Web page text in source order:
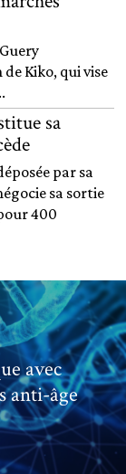
Kiko, qui vise
sa
par sa
sa sortie
400
avec
anti-âge